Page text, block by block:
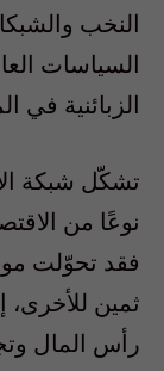
النخب
السياسات
الزبائنية في
تشكّل شبكة
نوعًا من
فقد تحوّلت
ثمين للأخرى،
رأس المال